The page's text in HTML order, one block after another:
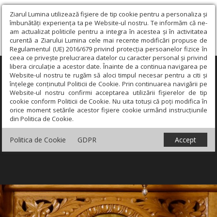
Ziarul Lumina utilizează fişiere de tip cookie pentru a personaliza și
îmbunătăți experiența ta pe Website-ul nostru. Te informăm că ne-
am actualizat politicile pentru a integra în acestea și în activitatea
curentă a Ziarului Lumina cele mai recente modificări propuse de
Regulamentul (UE) 2016/679 privind protecția persoanelor fizice în
ceea ce privește prelucrarea datelor cu caracter personal și privind
libera circulație a acestor date. Înainte de a continua navigarea pe
Website-ul nostru te rugăm să aloci timpul necesar pentru a citi și
înțelege conținutul Politicii de Cookie. Prin continuarea navigării pe
Website-ul nostru confirmi acceptarea utilizării fişierelor de tip
cookie conform Politicii de Cookie. Nu uita totuși că poți modifica în
orice moment setările acestor fişiere cookie urmând instrucțiunile
din Politica de Cookie.
Politica de Cookie GDPR Accept
×